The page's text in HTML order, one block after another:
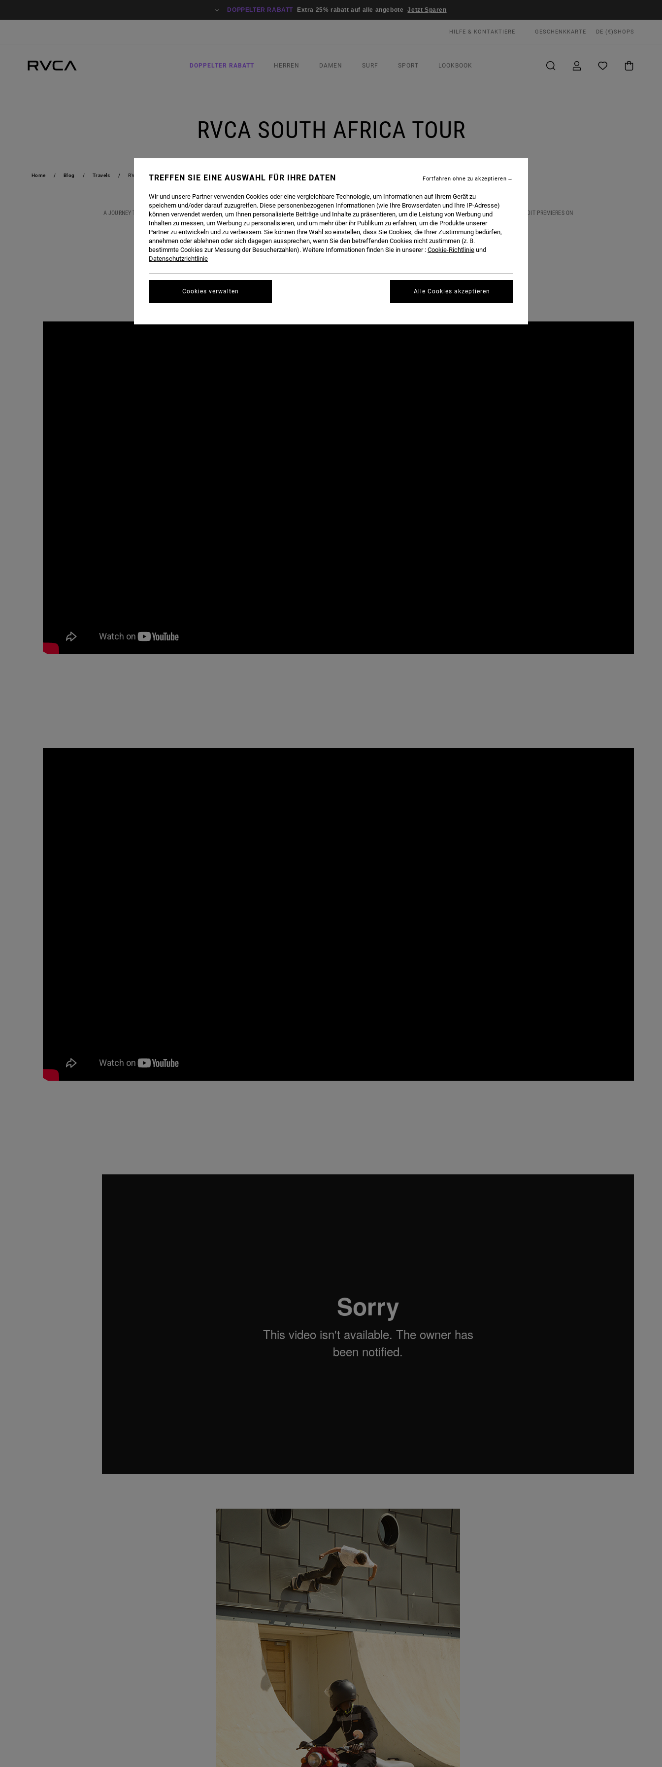
DOPPELTER RABATT Extra 25% rabatt auf alle angebote Jetzt Sparen
HILFE & KONTAKTIERE GESCHENKKARTE DE (€)SHOPS
DOPPELTER RABATT HERREN DAMEN SURF SPORT LOOKBOOK
RVCA SOUTH AFRICA TOUR
Home Blog Travels RVCA SOUTH AFRICA TOUR
A JOURNEY TO SOUTH AFRICA IS MORE THAN A SKATE TRIP, IT’S A LIFE ALTERING ADVENTURE. THE RVCA SKATE CREW HIT SICK SPOTS AND SOAKED UP THE CULTURE. FULL EDIT PREMIERES ON
THRASHER MAGAZINE WEDNESDAY.
TREFFEN SIE EINE AUSWAHL FÜR IHRE DATEN
Wir und unsere Partner verwenden Cookies oder eine vergleichbare Technologie, um Informationen auf Ihrem Gerät zu
speichern und/oder darauf zuzugreifen. Diese personenbezogenen Informationen (wie Ihre Browserdaten und Ihre IP-Adresse)
können verwendet werden, um Ihnen personalisierte Beiträge und Inhalte zu präsentieren, um die Leistung von Werbung und
Inhalten zu messen, um Werbung zu personalisieren, und um mehr über ihr Publikum zu erfahren, um die Produkte unserer
Partner zu entwickeln und zu verbessern. Sie können Ihre Wahl so einstellen, dass Sie Cookies, die Ihrer Zustimmung bedürfen,
annehmen oder ablehnen oder sich dagegen aussprechen, wenn Sie den betreffenden Cookies nicht zustimmen (z. B.
bestimmte Cookies zur Messung der Besucherzahlen). Weitere Informationen finden Sie in unserer : Cookie-Richtlinie und
Datenschutzrichtlinie
Cookies verwalten
Fortfahren ohne zu akzeptieren
Alle Cookies akzeptieren